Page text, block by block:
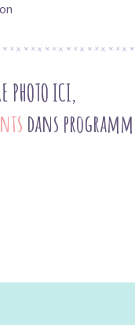
PHOTO ICI,
dans